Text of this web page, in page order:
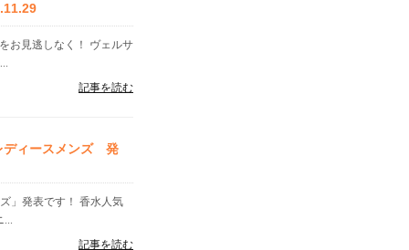
見逃しなく！ ヴェルサ
記事を読む
ディースメンズ 発
」発表です！ 香水人気
...
記事を読む